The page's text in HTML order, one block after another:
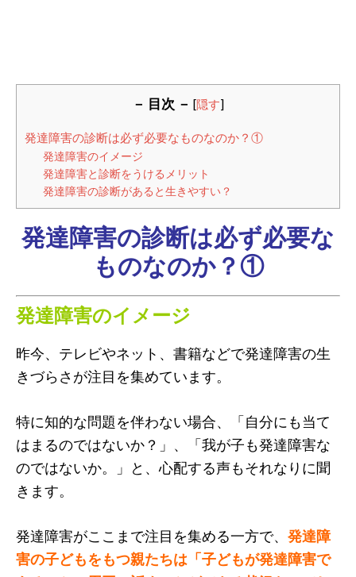
－ 目次 － [隠す]
発達障害の診断は必ず必要なものなのか？①
発達障害のイメージ
発達障害と診断をうけるメリット
発達障害の診断があると生きやすい？
発達障害の診断は必ず必要な
ものなのか？①
発達障害のイメージ
昨今、テレビやネット、書籍などで発達障害の生
きづらさが注目を集めています。
特に知的な問題を伴わない場合、「自分にも当て
はまるのではないか？」、「我が子も発達障害な
のではないか。」と、心配する声もそれなりに聞
きます。
発達障害がここまで注目を集める一方で、 発達障
害の子どもをもつ親たちは「子どもが発達障害で